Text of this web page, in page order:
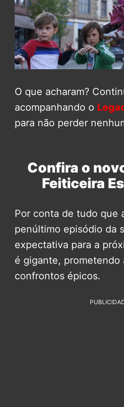
O que acharam?
acompanhando o
para não perder
Confira o
Feiticeira
Por conta de tudo que
penúltimo episódio da
expectativa para a
é gigante, prometendo
confrontos épicos.